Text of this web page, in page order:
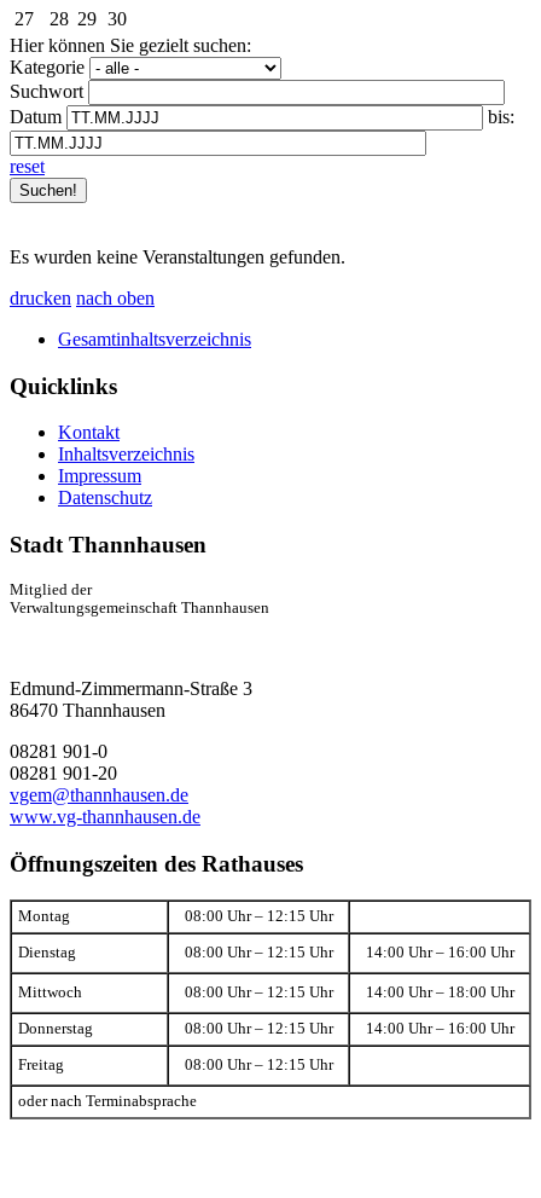
27
28 29 30
Hier können Sie gezielt suchen:
Kategorie
Suchwort
Datum
bis:
reset
Es wurden keine Veranstaltungen gefunden.
drucken nach oben
Gesamtinhaltsverzeichnis
Quicklinks
Kontakt
Inhaltsverzeichnis
Impressum
Datenschutz
Stadt Thannhausen
Mitglied der
Verwaltungsgemeinschaft Thannhausen
Edmund-Zimmermann-Straße 3
86470 Thannhausen
08281 901-0
08281 901-20
vgem@thannhausen.de
www.vg-thannhausen.de
Öffnungszeiten des Rathauses
Montag 08:00 Uhr – 12:15 Uhr
Dienstag 08:00 Uhr – 12:15 Uhr 14:00 Uhr – 16:00 Uhr
Mittwoch 08:00 Uhr – 12:15 Uhr 14:00 Uhr – 18:00 Uhr
Donnerstag 08:00 Uhr – 12:15 Uhr 14:00 Uhr – 16:00 Uhr
Freitag 08:00 Uhr – 12:15 Uhr
oder nach Terminabsprache